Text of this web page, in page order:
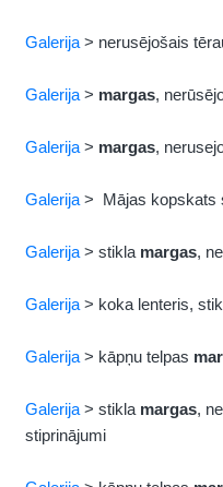
Galerija > nerusējošais
Galerija > margas,
Galerija > margas,
Galerija > Mājas kopskats
Galerija > stikla margas,
Galerija > koka lenteris,
Galerija > kāpņu telpas
Galerija > stikla margas,
stiprinājumi